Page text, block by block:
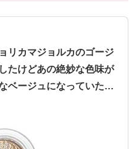
リカマジョルカのゴージ
たけどあの絶妙な色味が
ベージュになっていた…